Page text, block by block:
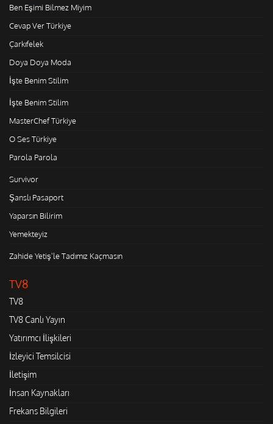
Ben Eşimi Bilmez Miyim
Cevap Ver Türkiye
Çarkıfelek
Doya Doya Moda
İşte Benim Stilim
İşte Benim Stilim
MasterChef Türkiye
O Ses Türkiye
Parola Parola
Survivor
Şanslı Pasaport
Yaparsın Bilirim
Yemekteyiz
Zahide Yetiş'le Tadımız Kaçmasın
TV8
TV8
TV8 Canlı Yayın
Yatırımcı İlişkileri
İzleyici Temsilcisi
İletişim
İnsan Kaynakları
Frekans Bilgileri